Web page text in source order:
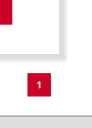
1